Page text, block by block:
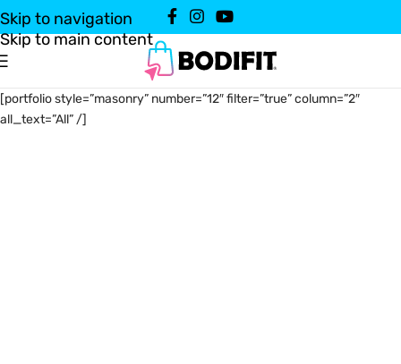
Skip to navigation
Skip to main content
[portfolio style=”masonry” number=”12″ filter=”true” column=”2″
all_text=”All” /]